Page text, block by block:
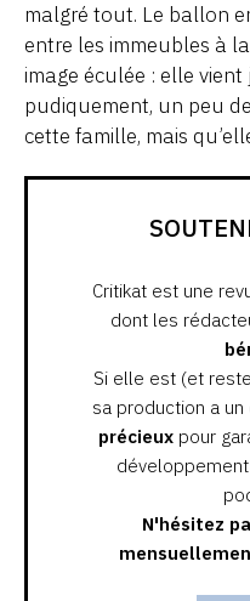
malgré tout. Le ballon
entre les immeubles à
image éculée : elle
pudiquement, un peu
cette famille, mais
Critikat est une
dont les
Si elle est (et
sa production a un
précieuxpour
N'hésitez